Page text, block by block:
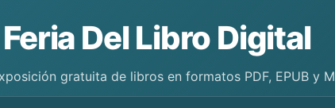
Feria Del Libro Digital
gratuita de libros en formatos PDF, EPUB y